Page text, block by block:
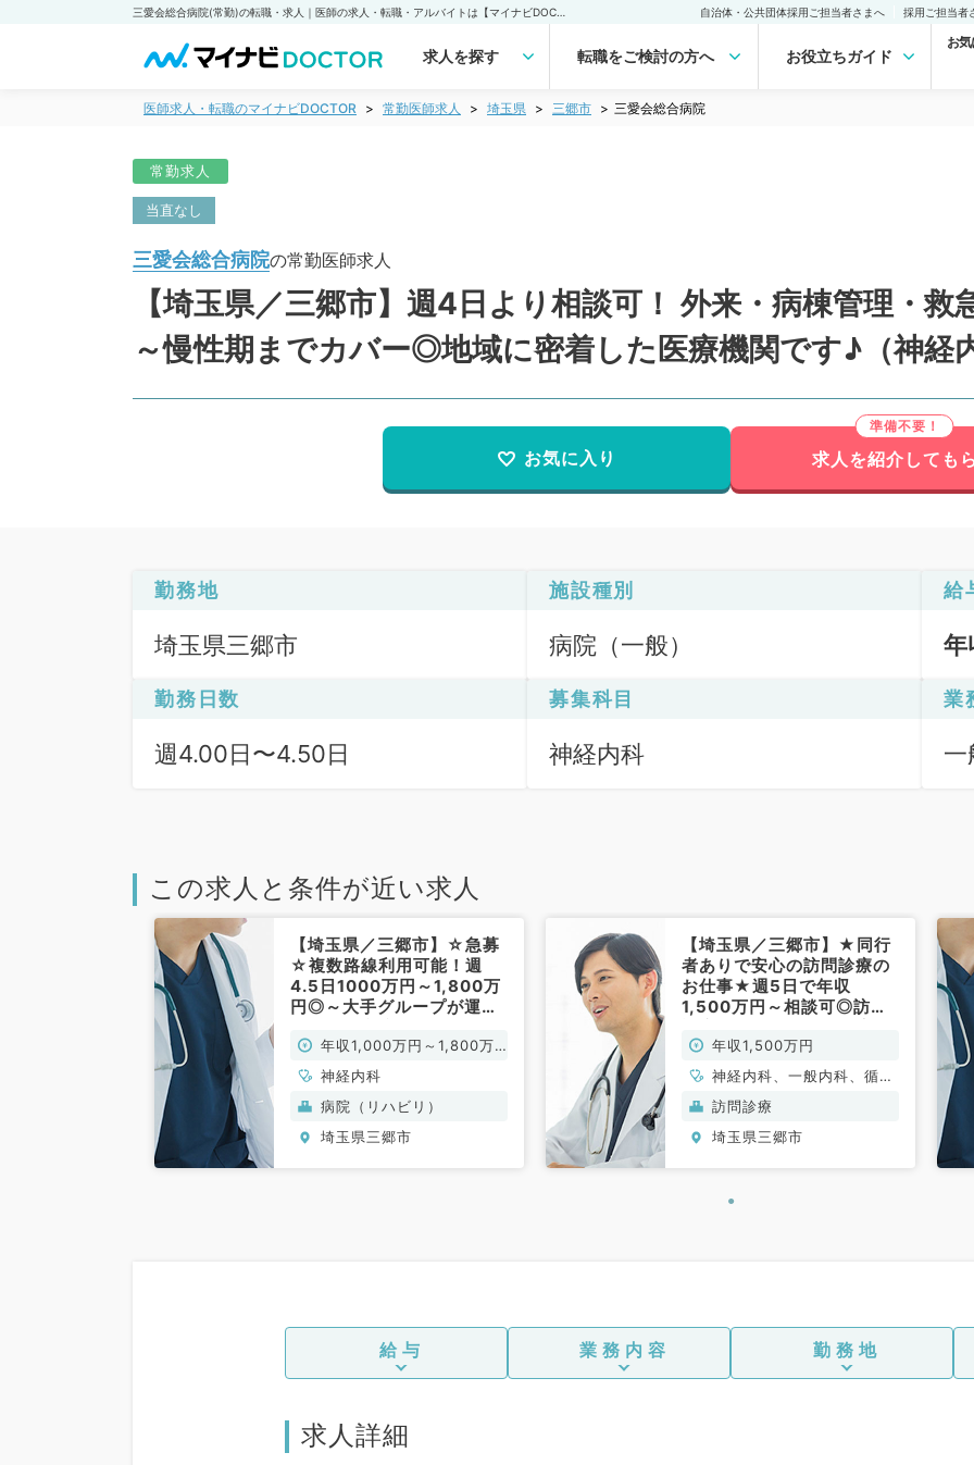
自治体・公共団体採用ご担当者さまへ 採用ご担当者
求人を探す 転職をご検討の方へ お役立ちガイド
お
医師求人・転職のマイナビDOCTOR 常勤医師求人 埼玉県 三郷市 三愛会総合病院
常勤求人
当直なし
三愛会総合病院の常勤医師求人
【埼玉県／三郷市】週4日より相談可！ 外来・病棟管理・
～慢性期までカバー◎地域に密着した医療機関です♪（神経
お気に入り 求人を紹介しても
勤務地
埼玉県三郷市
施設種別
病院（一般）
給
年
勤務日数
週4.00日〜4.50日
募集科目
神経内科
業
一
この求人と条件が近い求人
【埼玉県／三郷市】☆急募
☆複数路線利用可能！週
4.5日1000万円～1,800万
円◎～大手グループが運営
（神経内科／常勤）
年収1,000万円～1,800万
円
神経内科
病院（リハビリ）
埼玉県三郷市
【埼玉県／三郷市】★同行
者ありで安心の訪問診療の
お仕事★週5日で年収
1,500万円～相談可◎訪問
可能です♪（内科系／常
勤）
年収1,500万円
神経内科、一般内科、循環
器内科、呼吸器内科、消化
器内科、内分泌・代謝内
科、腎臓内科、老年内科、
訪問診療
埼玉県三郷市
給与 業務内容 勤務地
求人詳細